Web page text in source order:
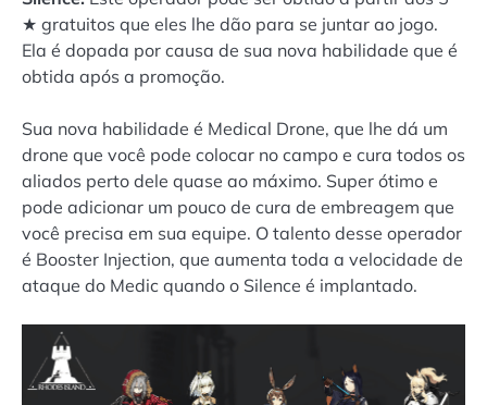
★ gratuitos que eles lhe dão para se juntar ao jogo.
Ela é dopada por causa de sua nova habilidade que é
obtida após a promoção.
Sua nova habilidade é Medical Drone, que lhe dá um
drone que você pode colocar no campo e cura todos os
aliados perto dele quase ao máximo. Super ótimo e
pode adicionar um pouco de cura de embreagem que
você precisa em sua equipe. O talento desse operador
é Booster Injection, que aumenta toda a velocidade de
ataque do Medic quando o Silence é implantado.